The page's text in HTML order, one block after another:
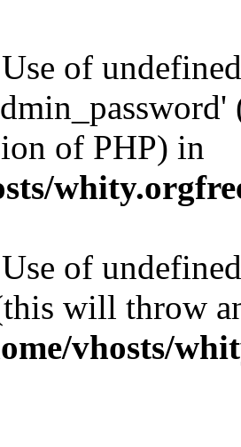
of
of PHP) in
of
will throw
vhosts/